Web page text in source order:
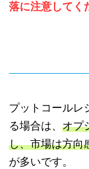
落に注意してく
プットコールレ
る場合は、 オプ
し、市場は方向
が多いです。